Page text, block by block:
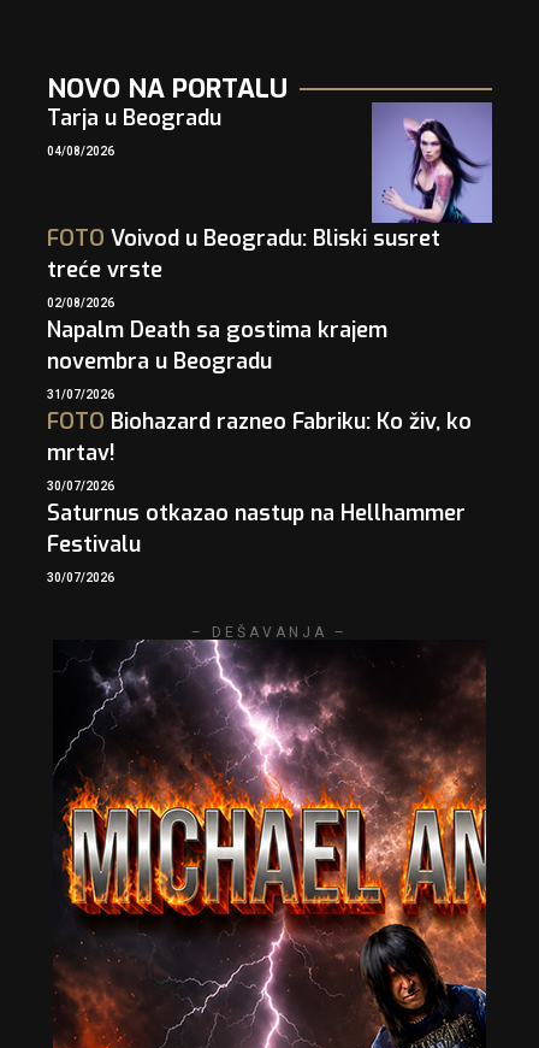
NOVO NA PORTALU
Tarja u Beogradu
04/08/2026
FOTO Voivod u Beogradu: Bliski susret
treće vrste
02/08/2026
Napalm Death sa gostima krajem
novembra u Beogradu
31/07/2026
FOTO Biohazard razneo Fabriku: Ko živ, ko
mrtav!
30/07/2026
Saturnus otkazao nastup na Hellhammer
Festivalu
30/07/2026
– DEŠAVANJA –